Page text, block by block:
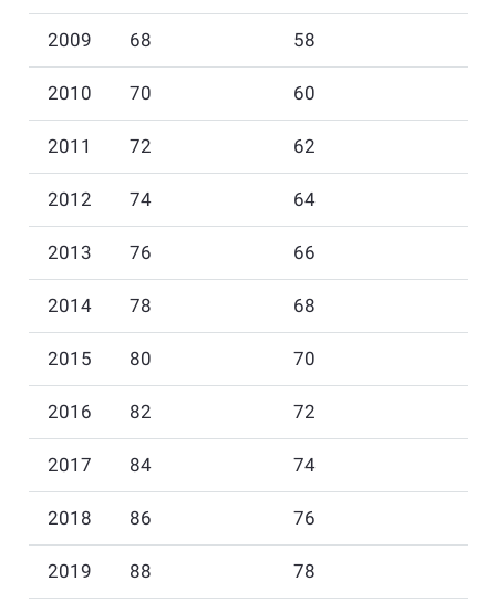
2009 68 58
2010 70 60
2011 72 62
2012 74 64
2013 76 66
2014 78 68
2015 80 70
2016 82 72
2017 84 74
2018 86 76
2019 88 78